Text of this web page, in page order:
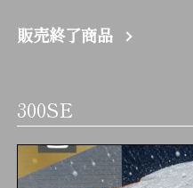
販売終了商品
300SE